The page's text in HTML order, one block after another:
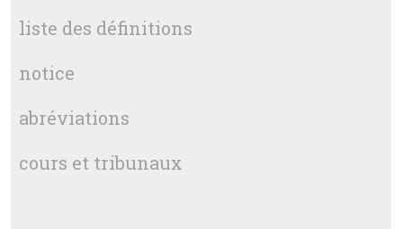
liste des définitions
notice
abréviations
cours et tribunaux